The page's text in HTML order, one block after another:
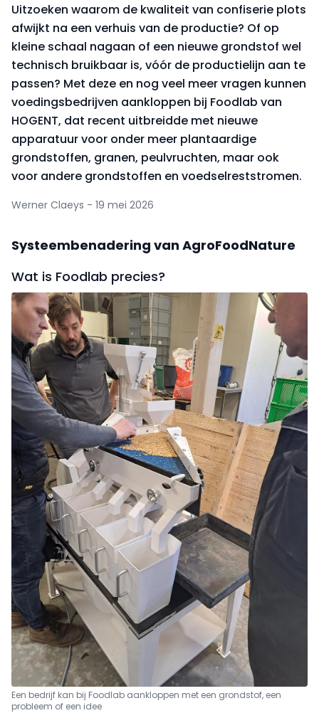
Uitzoeken waarom de kwaliteit van confiserie plots
afwijkt na een verhuis van de productie? Of op
kleine schaal nagaan of een nieuwe grondstof wel
technisch bruikbaar is, vóór de productielijn aan te
passen? Met deze en nog veel meer vragen kunnen
voedingsbedrijven aankloppen bij Foodlab van
HOGENT, dat recent uitbreidde met nieuwe
apparatuur voor onder meer plantaardige
grondstoffen, granen, peulvruchten, maar ook
voor andere grondstoffen en voedselreststromen.
Werner Claeys - 19 mei 2026
Systeembenadering van AgroFoodNature
Wat is Foodlab precies?
Een bedrijf kan bij Foodlab aankloppen met een grondstof, een
probleem of een idee